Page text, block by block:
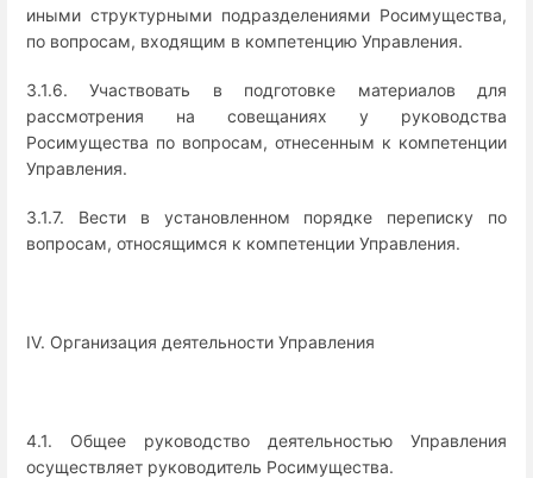
иными структурными подразделениями Росимущества,
по вопросам, входящим в компетенцию Управления.
3.1.6. Участвовать в подготовке материалов для
рассмотрения на совещаниях у руководства
Росимущества по вопросам, отнесенным к компетенции
Управления.
3.1.7. Вести в установленном порядке переписку по
вопросам, относящимся к компетенции Управления.
IV. Организация деятельности Управления
4.1. Общее руководство деятельностью Управления
осуществляет руководитель Росимущества.